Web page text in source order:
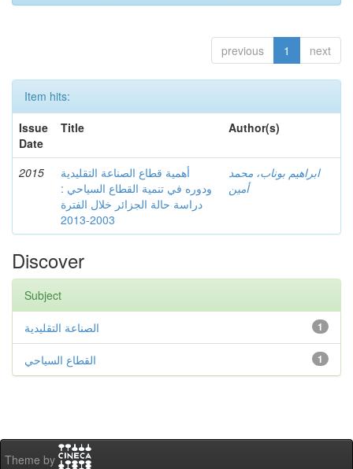
previous 1 next
Item hits:
Issue
Date
Title Author(s)
2015
أهمية قطاع الصناعة التقليدية
ودوره في تنمية القطاع السياحي :
دراسة حالة الجزائر خلال الفترة
2003-2013
ابراهيم بوناب، محمد
أمين
Discover
Subject
1 الصناعة التقليدية
1 القطاع السياحي
Theme by